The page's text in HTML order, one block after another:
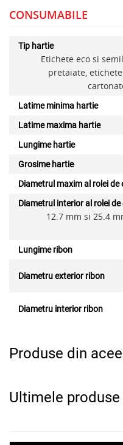
CONSUMABILE
Tip hartie
Etichete eco si
pretaiate,
Latime minima hartie
Latime maxima hartie
Lungime hartie
Grosime hartie
Diametrul maxim al rolei de
Diametrul interior al rolei de
12.7 mm si 25.4
Lungime ribon
Diametru exterior ribon
Diametru interior ribon
Produse din
Ultimele